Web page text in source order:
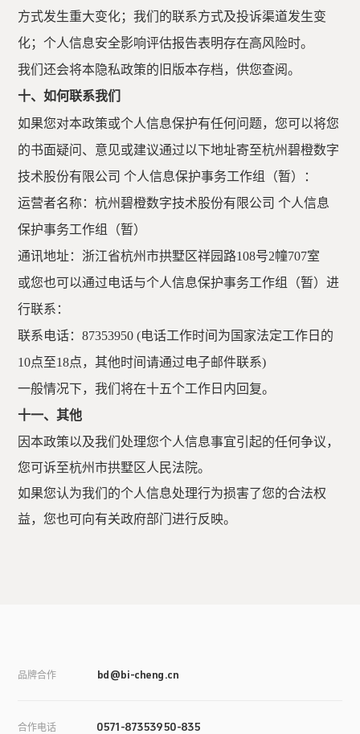
方式发生重大变化；我们的联系方式及投诉渠道发生变
化；个人信息安全影响评估报告表明存在高风险时。
我们还会将本隐私政策的旧版本存档，供您查阅。
十、如何联系我们
如果您对本政策或个人信息保护有任何问题，您可以将您
的书面疑问、意见或建议通过以下地址寄至杭州碧橙数字
技术股份有限公司 个人信息保护事务工作组（暂）：
运营者名称：杭州碧橙数字技术股份有限公司 个人信息
保护事务工作组（暂）
通讯地址：浙江省杭州市拱墅区祥园路108号2幢707室
或您也可以通过电话与个人信息保护事务工作组（暂）进
行联系：
联系电话：87353950 (电话工作时间为国家法定工作日的
10点至18点，其他时间请通过电子邮件联系)
一般情况下，我们将在十五个工作日内回复。
十一、其他
因本政策以及我们处理您个人信息事宜引起的任何争议，
您可诉至杭州市拱墅区人民法院。
如果您认为我们的个人信息处理行为损害了您的合法权
益，您也可向有关政府部门进行反映。
品牌合作 bd@bi-cheng.cn
合作电话 0571-87353950-835